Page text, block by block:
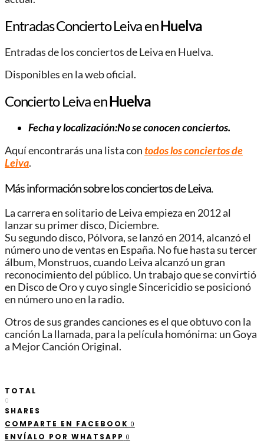
Entradas Concierto Leiva enHuelva
Entradas de los conciertos de Leiva en Huelva.
Disponibles en la web oficial.
Concierto Leiva enHuelva
Fecha y localización:No se conocen conciertos.
Aquí encontrarás una lista contodos los conciertos de
Leiva.
Más información sobre los conciertos de Leiva.
La carrera en solitario de Leiva empieza en 2012 al
lanzar su primer disco, Diciembre.
Su segundo disco, Pólvora, se lanzó en 2014, alcanzó el
número uno de ventas en España. No fue hasta su tercer
álbum, Monstruos, cuando Leiva alcanzó un gran
reconocimiento del público. Un trabajo que se convirtió
en Disco de Oro y cuyo single Sincericidio se posicionó
en número uno en la radio.
Otros de sus grandes canciones es el que obtuvo con la
canción La llamada, para la película homónima: un Goya
a Mejor Canción Original.
TOTAL
0
SHARES
COMPARTE EN FACEBOOK 0
ENVÍALO POR WHATSAPP 0